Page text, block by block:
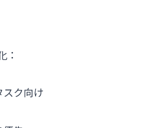
：
ク向け